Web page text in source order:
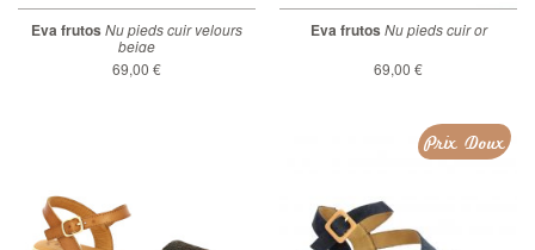
Eva frutos Nu pieds cuir velours
beige
69,00 €
Eva frutos Nu pieds cuir or
69,00 €
Prix Doux